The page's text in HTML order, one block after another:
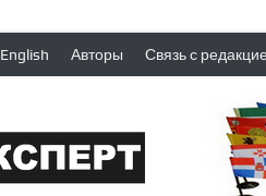
English Авторы Связь с